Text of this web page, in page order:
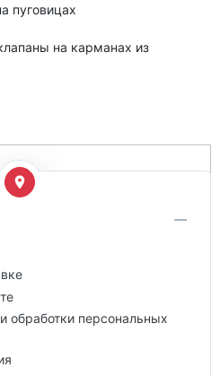
пуговицах
на карманах из
обработки персональных